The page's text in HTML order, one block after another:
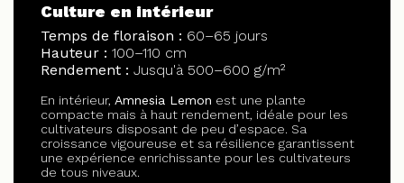
Culture en intérieur
Temps de floraison : 60–65 jours
Hauteur : 100–110 cm
Rendement : Jusqu'à 500–600 g/m²
En intérieur, Amnesia Lemon est une plante
compacte mais à haut rendement, idéale pour les
cultivateurs disposant de peu d’espace. Sa
croissance vigoureuse et sa résilience garantissent
une expérience enrichissante pour les cultivateurs
de tous niveaux.